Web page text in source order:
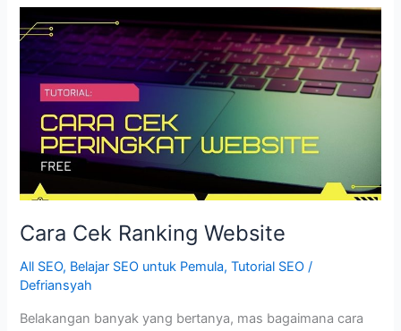
2023
–
Rekaman
Live
Cara Cek Ranking Website
All SEO, Belajar SEO untuk Pemula,Tutorial SEO /
Defriansyah
Belakangan banyak yang bertanya, mas bagaimana cara